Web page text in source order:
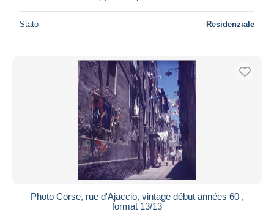
Stato Residenziale
Photo Corse, rue d'Ajaccio, vintage début années 60 ,
format 13/13